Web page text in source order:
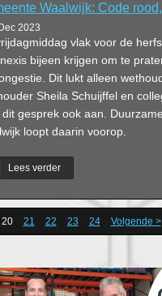
Waalwijk: Code
2023
vlak voor de
bijeen krijgen om te
Dit lukt alleen
Sheila Schuijffel en
gesprek ook aan.
loopt daarin voorop.
Lees verder
20 21 22 23 24 Volgende >